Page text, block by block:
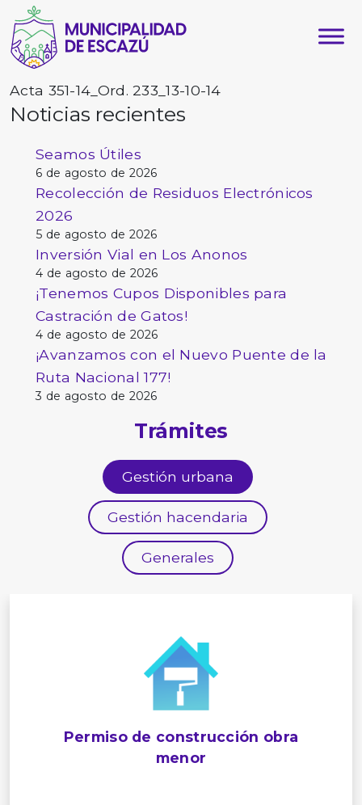
Acta 351-14_Ord. 233_13-10-14
Noticias recientes
Seamos Útiles
6 de agosto de 2026
Recolección de Residuos Electrónicos
2026
5 de agosto de 2026
Inversión Vial en Los Anonos
4 de agosto de 2026
¡Tenemos Cupos Disponibles para
Castración de Gatos!
4 de agosto de 2026
¡Avanzamos con el Nuevo Puente de la
Ruta Nacional 177!
3 de agosto de 2026
Trámites
Gestión urbana
Gestión hacendaria
Generales
Permiso de construcción obra
menor